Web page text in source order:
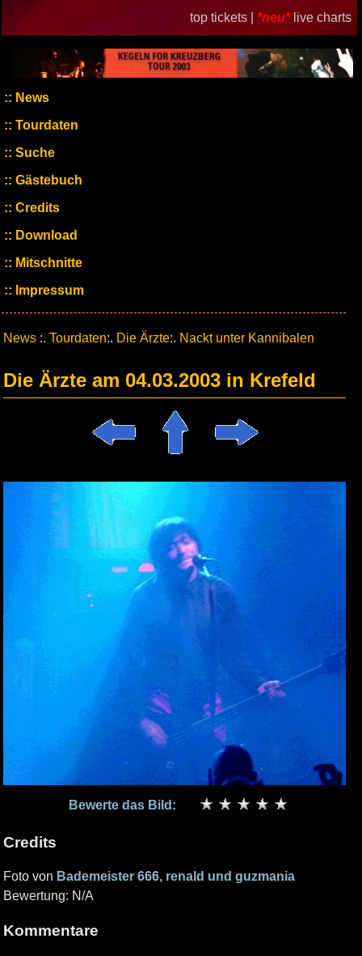
top tickets | *neu* live charts
News
Tourdaten
Suche
Gästebuch
Credits
Download
Mitschnitte
Impressum
News :. Tourdaten:. Die Ärzte:. Nackt unter Kannibalen
Die Ärzte am 04.03.2003 in Krefeld
Bewerte das Bild:
Credits
Foto von Bademeister 666, renald und guzmania
Bewertung: N/A
Kommentare